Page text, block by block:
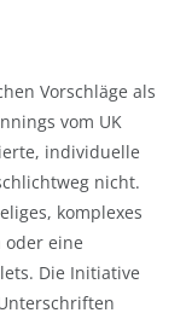
Vorschläge als
vom UK
individuelle
nicht.
komplexes
oder eine
Die Initiative